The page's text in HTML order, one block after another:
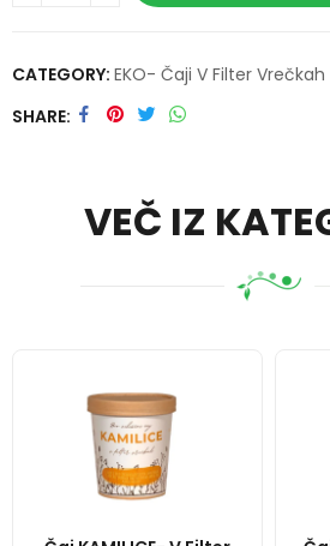
CATEGORY: EKO- Čaji V Filter Vrečkah
SHARE
VEČ IZ